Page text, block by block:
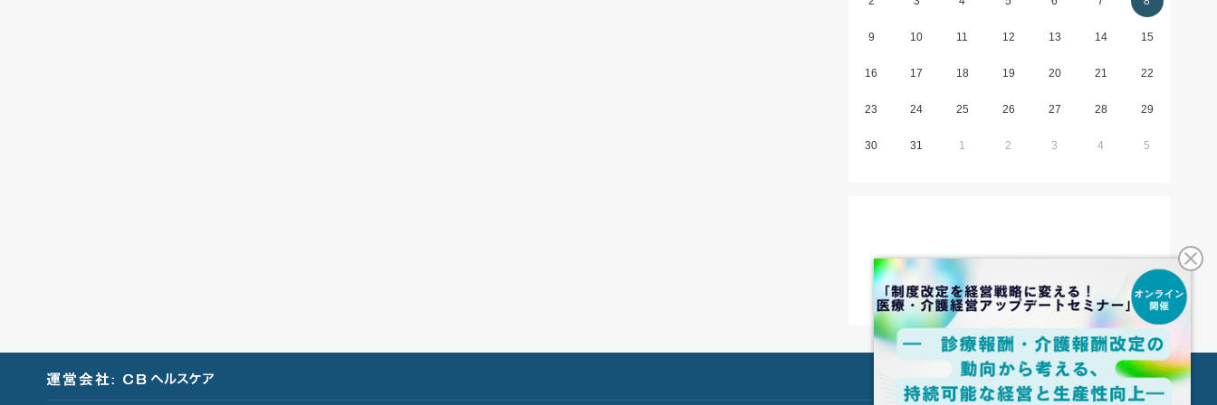
9 10 11 12 13 14 15
16 17 18 19 20 21 22
23 24 25 26 27 28 29
30 31 1 2 3 4 5